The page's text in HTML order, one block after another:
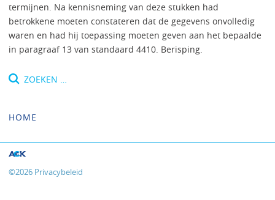
termijnen. Na kennisneming van deze stukken had
betrokkene moeten constateren dat de gegevens onvolledig
waren en had hij toepassing moeten geven aan het bepaalde
in paragraaf 13 van standaard 4410. Berisping.
Zoeken
HOME
©2026 Privacybeleid